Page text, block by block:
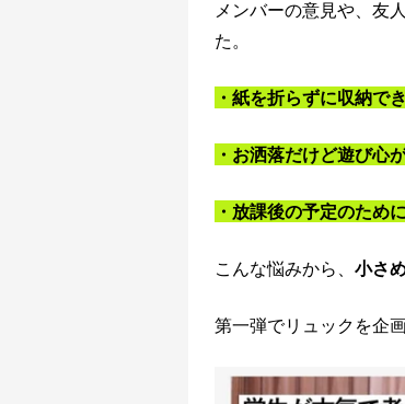
メンバーの意見や、友
た。
・紙を折らずに収納で
・お洒落だけど遊び心
・放課後の予定のため
こんな悩みから、 小さ
第一弾でリュックを企